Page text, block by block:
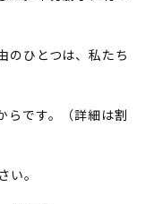
のひとつは、私たち
らです。（詳細は割
。